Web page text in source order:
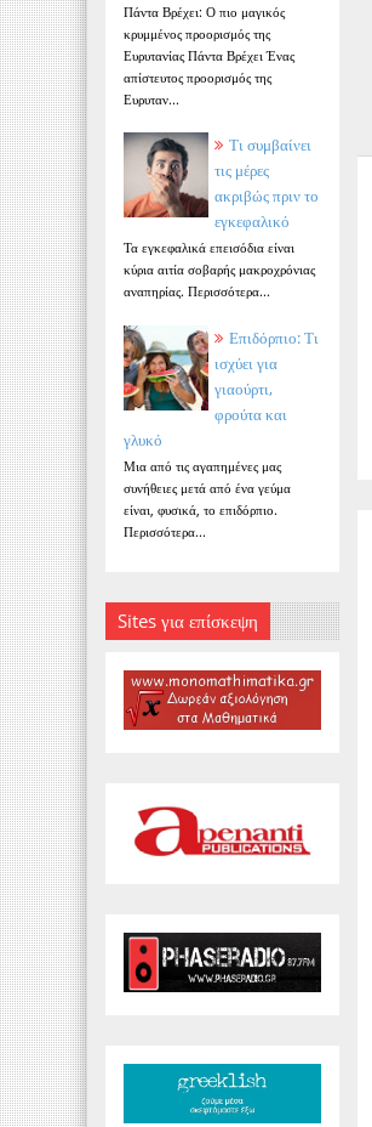
Πάντα Βρέχει: Ο πιο μαγικός
κρυμμένος προορισμός της
Ευρυτανίας Πάντα Βρέχει Ένας
απίστευτος προορισμός της
Ευρυταν...
Τι συμβαίνει
τις μέρες
ακριβώς πριν το
εγκεφαλικό
Τα εγκεφαλικά επεισόδια είναι
κύρια αιτία σοβαρής μακροχρόνιας
αναπηρίας. Περισσότερα...
Επιδόρπιο: Τι
ισχύει για
γιαούρτι,
φρούτα και
γλυκό
Μια από τις αγαπημένες μας
συνήθειες μετά από ένα γεύμα
είναι, φυσικά, το επιδόρπιο.
Περισσότερα...
Sites για επίσκεψη